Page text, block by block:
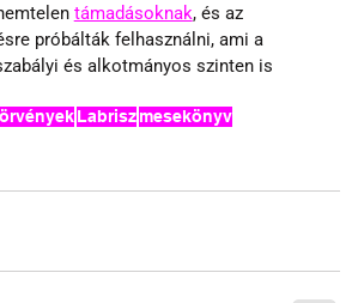
támadásoknak, és az
próbálták felhasználni, ami a
és alkotmányos szinten is
Labriszmesekönyv